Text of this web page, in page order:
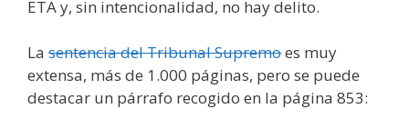
ETA y, sin intencionalidad, no hay delito.
La sentencia del Tribunal Supremoes muy
extensa, más de 1.000 páginas, pero se puede
destacar un párrafo recogido en la página 853: